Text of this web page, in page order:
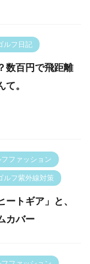
ルフ日記
数百円で飛距離
。
ファッション
ルフ紫外線対策
トギア」と、
カバー